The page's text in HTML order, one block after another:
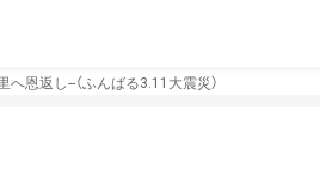
恩返し--（ふんばる3.11大震災）